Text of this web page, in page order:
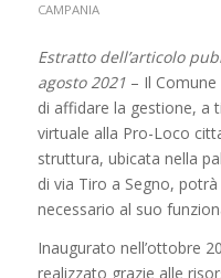
CAMPANIA
Estratto dell’articolo
agosto 2021– Il Comune
di affidare la gestione, a
virtuale alla Pro-Loco
struttura, ubicata nella
di via Tiro a Segno,
necessario al suo
Inaugurato nell’ottobre
realizzato grazie alle